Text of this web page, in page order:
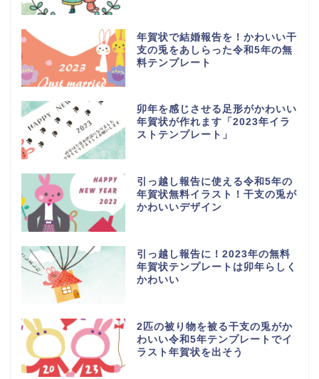
年賀状で結婚報告を！かわいい干
支の兎をあしらった令和5年の無
料テンプレート
卯年を感じさせる足形がかわいい
年賀状が作れます「2023年イラ
ストテンプレート」
引っ越し報告に使える令和5年の
年賀状無料イラスト！干支の兎が
かわいいデザイン
引っ越し報告に！2023年の無料
年賀状テンプレートは卯年らしく
かわいい
2匹の被り物を被る干支の兎がか
わいい令和5年テンプレートでイ
ラスト年賀状を出そう